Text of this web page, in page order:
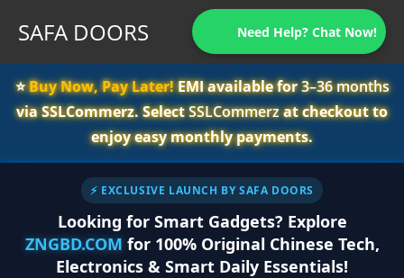
SAFA DOORS Need Help? Chat Now!
⭐️Buy Now, Pay Later!EMI available for3–36 months
via SSLCommerz. SelectSSLCommerzat checkout to
enjoy easy monthly payments.
⚡ EXCLUSIVE LAUNCH BY SAFA DOORS
Looking for Smart Gadgets? Explore
ZNGBD.COM for 100% Original Chinese Tech,
Electronics & Smart Daily Essentials!